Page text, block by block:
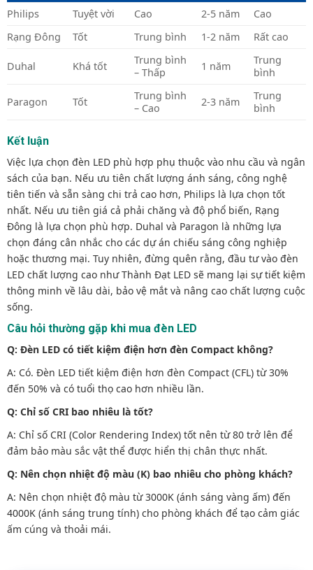
Philips Tuyệt vời Cao 2-5 năm
Cao
Rạng Đông
Tốt Trung bình 1-2 năm Rất cao
Duhal Khá tốt
Trung bình
– Thấp
1 năm
Trung
bình
Paragon Tốt
Trung bình
– Cao
2-3 năm
Trung
bình
Kết luận
Việc lựa chọn đèn LED phù hợp phụ thuộc vào nhu cầu và ngân
sách của bạn. Nếu ưu tiên chất lượng ánh sáng, công nghệ
tiên tiến và sẵn sàng chi trả cao hơn, Philips là lựa chọn tốt
nhất. Nếu ưu tiên giá cả phải chăng và độ phổ biến, Rạng
Đông là lựa chọn phù hợp. Duhal và Paragon là những lựa
chọn đáng cân nhắc cho các dự án chiếu sáng công nghiệp
hoặc thương mại. Tuy nhiên, đừng quên rằng, đầu tư vào đèn
LED chất lượng cao như Thành Đạt LED sẽ mang lại sự tiết kiệm
thông minh về lâu dài, bảo vệ mắt và nâng cao chất lượng cuộc
sống.
Câu hỏi thường gặp khi mua đèn LED
Q: Đèn LED có tiết kiệm điện hơn đèn Compact không?
A: Có. Đèn LED tiết kiệm điện hơn đèn Compact (CFL) từ 30%
đến 50% và có tuổi thọ cao hơn nhiều lần.
Q: Chỉ số CRI bao nhiêu là tốt?
A: Chỉ số CRI (Color Rendering Index) tốt nên từ 80 trở lên để
đảm bảo màu sắc vật thể được hiển thị chân thực nhất.
Q: Nên chọn nhiệt độ màu (K) bao nhiêu cho phòng khách?
A: Nên chọn nhiệt độ màu từ 3000K (ánh sáng vàng ấm) đến
4000K (ánh sáng trung tính) cho phòng khách để tạo cảm giác
ấm cúng và thoải mái.